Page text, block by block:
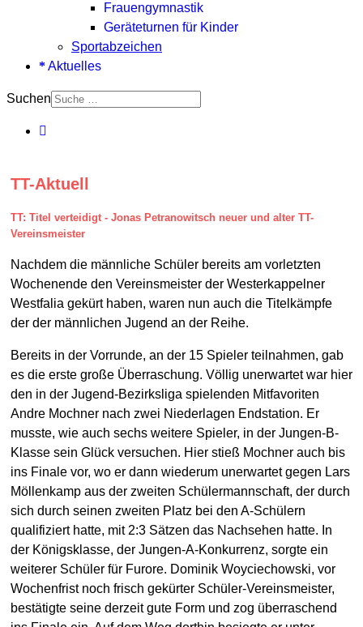
Frauengymnastik
Geräteturnen für Kinder
Sportabzeichen
Aktuelles
Suchen
TT-Aktuell
TT: Titel verteidigt - Jonas Petranowitsch neuer und alter TT-
Vereinsmeister
Nachdem die männliche Schüler bereits am vorletzten
Wochenende den Vereinsmeister der Westerkappelner
Westfalia gekürt haben, waren nun auch die Titelkämpfe
der der männlichen Jugend an der Reihe.
Bereits in der Vorrunde, an der 15 Spieler teilnahmen, gab
es die erste große Überraschung. Völlig unerwartet war hier
den in der Jugend-Bezirksliga spielenden Mitfavoriten
Andre Mochner nach zwei Niederlagen Endstation. Er
musste, wie auch sechs weitere Spieler, in der Jungen-B-
Klasse sein Glück versuchen. Hier stieß Mochner auch bis
ins Finale vor, wo er dann wiederum unerwartet gegen Lars
Möllenkamp aus der zweiten Schülermannschaft, der durch
sich durch seinen zweiten Platz bei den A-Schülern
qualifiziert hatte, mit 2:3 Sätzen das Nachsehen hatte. In
der Königsklasse, der Jungen-A-Konkurrenz, sorgte ein
weiterer Schüler für Furore. Dominik Woyciechowski, vor
Wochenfrist noch frisch gekürter Schüler-Vereinsmeister,
bestätigte seine derzeit gute Form und zog überraschend